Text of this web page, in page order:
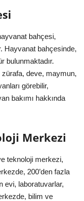
bahçesi,
Hayvanat bahçesinde,
bulunmaktadır.
zürafa, deve, maymun,
görebilir,
bakımı hakkında
Merkezi
teknoloji merkezi,
200’den fazla
evi, laboratuvarlar,
bilim ve